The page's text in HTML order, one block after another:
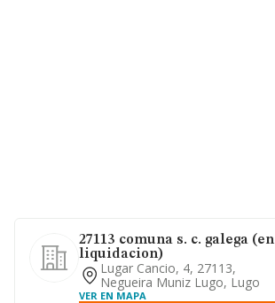
27113 comuna s. c. galega (en
liquidacion)
Lugar Cancio, 4, 27113,
Negueira Muniz Lugo, Lugo
VER EN MAPA